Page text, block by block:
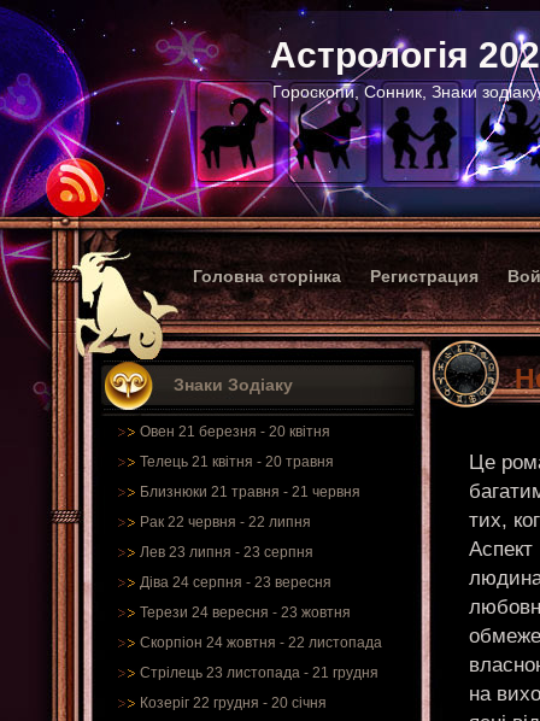
Астрологія
Гороскопи, Сонник, Знаки
Головна сторінка Регистрация
Знаки Зодіаку
Овен 21 березня - 20 квітня
Телець 21 квітня - 20 травня
Близнюки 21 травня - 21 червня
Рак 22 червня - 22 липня
Лев 23 липня - 23 серпня
Діва 24 серпня - 23 вересня
Терези 24 вересня - 23 жовтня
Скорпіон 24 жовтня - 22 листопада
Стрілець 23 листопада - 21 грудня
Козеріг 22 грудня - 20 січня
Це
тих,
Аспект
на